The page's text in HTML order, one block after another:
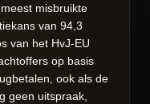
misbruikte
van 94,3
van het HvJ-EU
op basis
ook als de
geen uitspraak,